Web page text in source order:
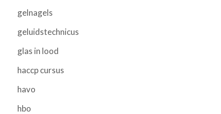
gelnagels
geluidstechnicus
glas in lood
haccp cursus
havo
hbo